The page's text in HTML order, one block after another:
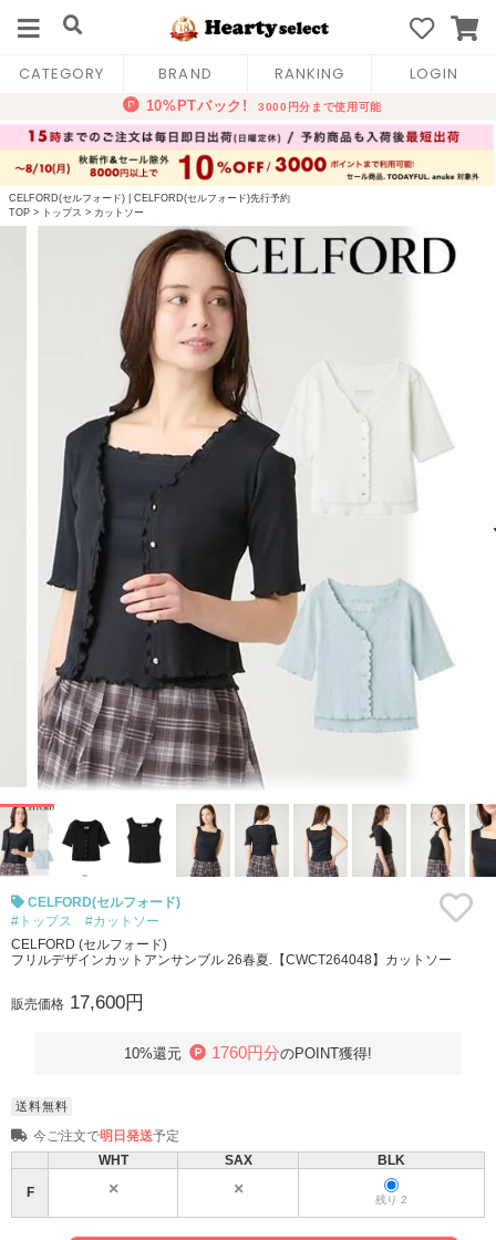
CATEGORY BRAND RANKING LOGIN
CELFORD(セルフォード)
CELFORD(セルフォード)先行予約
TOP > トップス > カットソー
CELFORD(セルフォード)
#トップス
#カットソー
CELFORD (セルフォード)
フリルデザインカットアンサンブル 26春夏.【CWCT264048】カットソー
販売価格 17,600円
10%還元 1760円分のPOINT獲得!
送料無料
今ご注文で明日発送予定
WHT
SAX BLK
F 残り 2